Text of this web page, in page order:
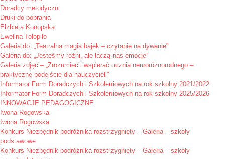
Doradcy metodyczni
Druki do pobrania
Elżbieta Konopska
Ewelina Tołopiło
Galeria do: „Teatralna magia bajek – czytanie na dywanie”
Galeria do: „Jesteśmy różni, ale łączą nas emocje”
Galeria zdjęć – „Zrozumieć i wspierać ucznia neuroróżnorodnego –
praktyczne podejście dla nauczycieli”
Informator Form Doradczych i Szkoleniowych na rok szkolny 2021/2022
Informator Form Doradczych i Szkoleniowych na rok szkolny 2025/2026
INNOWACJE PEDAGOGICZNE
Iwona Rogowska
Iwona Rogowska
Konkurs Niezbędnik podróżnika rozstrzygnięty – Galeria – szkoły
podstawowe
Konkurs Niezbędnik podróżnika rozstrzygnięty – Galeria – szkoły